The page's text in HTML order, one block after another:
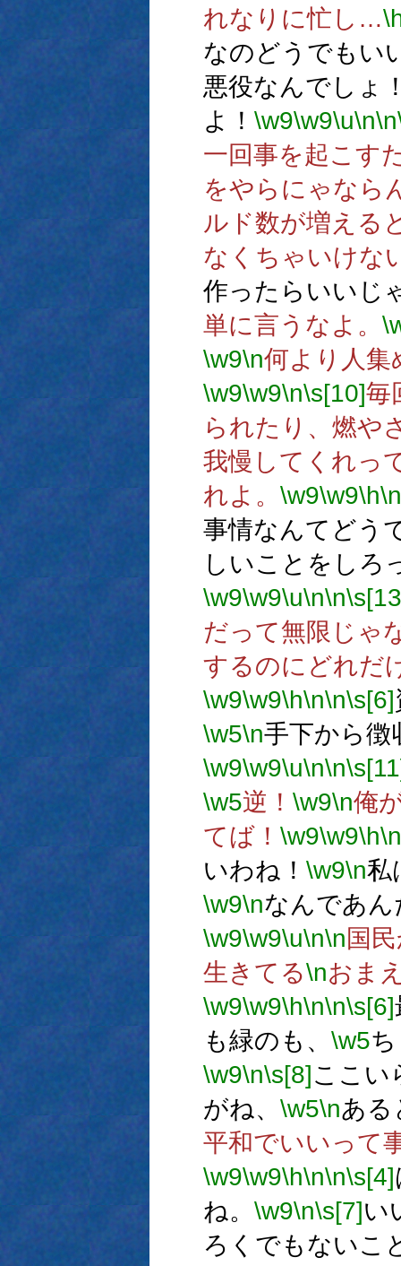
れなりに忙し…
なのどうでもい
悪役なんでしょ
よ！ \w9\w9\u\n\n
一回事を起こす
をやらにゃなら
ルド数が増える
なくちゃいけな
作ったらいいじ
単に言うなよ。
\w9\n何より人集
\w9\w9\n\s[10]毎
られたり、燃や
我慢してくれっ
れよ。 \w9\w9\h\n
事情なんてどう
しいことをしろ
\w9\w9\u\n\n
だって無限じゃ
するのにどれだ
\w9\w9\h\n\n\s[6]
\w5\n手下から徴
\w9\w9\u\n\n
\w5逆！ \w9\n俺
てば！ \w9\w9\h\n
いわね！ \w9\n私
\w9\nなんであ
\w9\w9\u\n\n国
生きてる\nおま
\w9\w9\h\n\n\s[6]
も緑のも、 \w5
\w9\n\s[8]ここい
がね、 \w5\nある
平和でいいって
\w9\w9\h\n\n\s[4]
ね。 \w9\n\s[7]い
ろくでもないこ